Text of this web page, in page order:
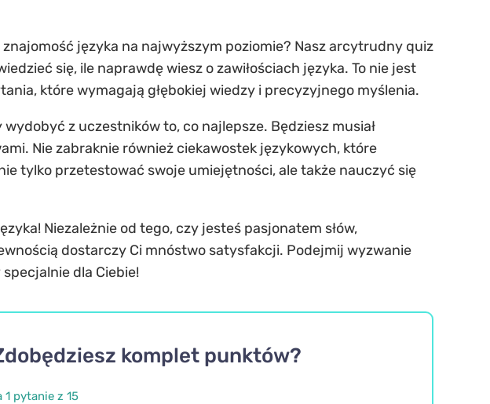
języka na najwyższym poziomie? Nasz arcytrudny quiz
się, ile naprawdę wiesz o zawiłościach języka. To nie jest
które wymagają głębokiej wiedzy i precyzyjnego myślenia.
z uczestników to, co najlepsze. Będziesz musiał
Nie zabraknie również ciekawostek językowych, które
tylko przetestować swoje umiejętności, ale także nauczyć się
Niezależnie od tego, czy jesteś pasjonatem słów,
dostarczy Ci mnóstwo satysfakcji. Podejmij wyzwanie
dla Ciebie!
komplet punktów?
1 pytanie z 15